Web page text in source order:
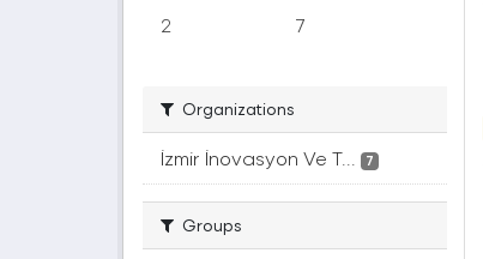
2 7
Organizations
İzmir İnovasyon Ve T... 7
Groups